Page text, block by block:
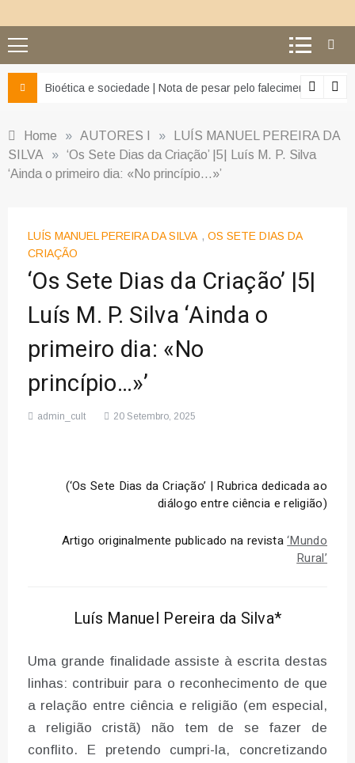
e da misericórdia’
Bioética e sociedade | Nota de pesar pelo falecimento do
Home » AUTORES I »
LUÍS MANUEL PEREIRA DA
SILVA
» ‘Os Sete Dias da Criação’ |5| Luís M. P. Silva
‘Ainda o primeiro dia: «No princípio…»’
LUÍS MANUEL PEREIRA DA SILVA , OS SETE DIAS DA
CRIAÇÃO
‘Os Sete Dias da Criação’ |5|
Luís M. P. Silva ‘Ainda o
primeiro dia: «No
princípio…»’
admin_cult 20 Setembro, 2025
(‘Os Sete Dias da Criação’ | Rubrica dedicada ao
diálogo entre ciência e religião)
Artigo originalmente publicado na revista‘Mundo
Rural’
Luís Manuel Pereira da Silva*
Uma grande finalidade assiste à escrita destas
linhas: contribuir para o reconhecimento de que
a relação entre ciência e religião (em especial,
a religião cristã) não tem de se fazer de
conflito. E pretendo cumpri-la, concretizando